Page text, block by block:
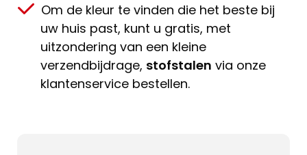
Om de kleur te vinden die het beste bij
uw huis past, kunt u gratis, met
uitzondering van een kleine
verzendbijdrage, stofstalen via onze
klantenservice bestellen.